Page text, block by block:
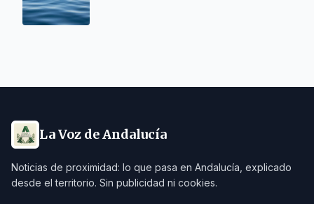
La Voz de Andalucía
Noticias de proximidad: lo que pasa en Andalucía, explicado
desde el territorio. Sin publicidad ni cookies.